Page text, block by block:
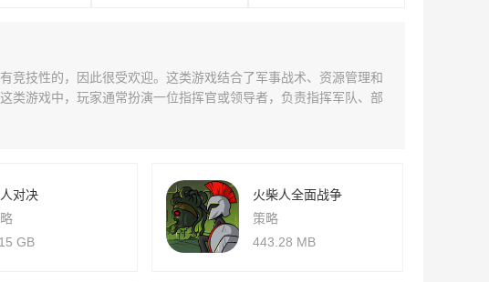
竞技性的，因此很受欢迎。这类游戏结合了军事战术、资源管理和
类游戏中，玩家通常扮演一位指挥官或领导者，负责指挥军队、部
对决
GB
火柴人全面战争
策略
443.28 MB